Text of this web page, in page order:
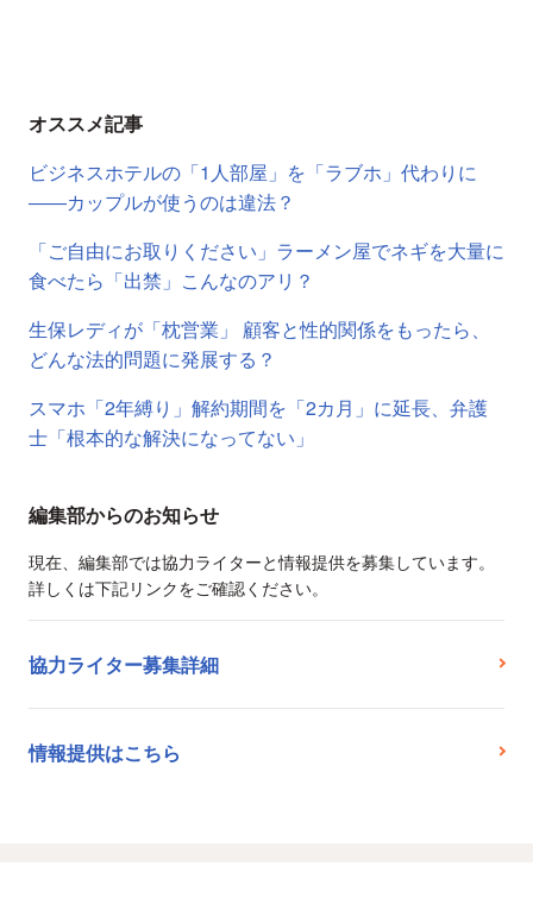
オススメ記事
ビジネスホテルの「1人部屋」を「ラブホ」代わりに
――カップルが使うのは違法？
「ご自由にお取りください」ラーメン屋でネギを大量に
食べたら「出禁」こんなのアリ？
生保レディが「枕営業」 顧客と性的関係をもったら、
どんな法的問題に発展する？
スマホ「2年縛り」解約期間を「2カ月」に延長、弁護
士「根本的な解決になってない」
編集部からのお知らせ
現在、編集部では協力ライターと情報提供を募集しています。
詳しくは下記リンクをご確認ください。
協力ライター募集詳細
情報提供はこちら